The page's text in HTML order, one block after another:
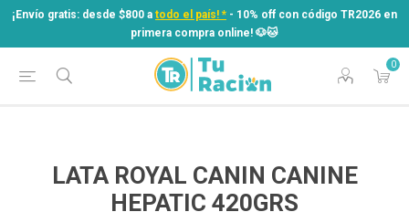
¡Envío gratis: desde $800 a todo el país! * - 10% off con código TR2026 en
primera compra online! ​🐶​🐱
0
¡Envío gratis: desde $800 atodo el país! *
- 10% off con código TR2026 en
primera compra online! ​🐶​🐱
LATA ROYAL CANIN CANINE
HEPATIC 420GRS